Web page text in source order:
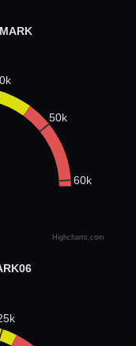
50k
60k
Highcharts.com